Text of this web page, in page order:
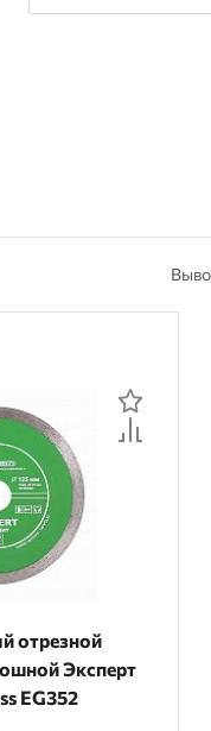
отрезной
Эксперт
EG352